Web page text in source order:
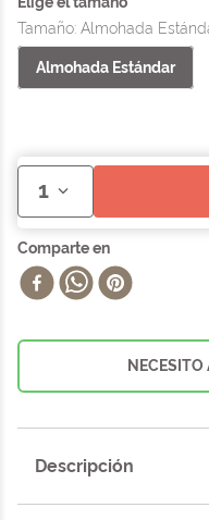
Tamaño: Almohada
Almohada Estándar
1
Descripción